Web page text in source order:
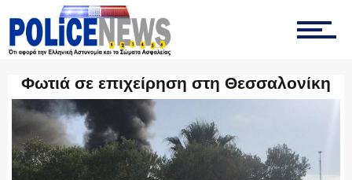
ΤΡΟΧΑΙΑ
Φωτιά σε επιχείρηση στη Θεσσαλονίκη